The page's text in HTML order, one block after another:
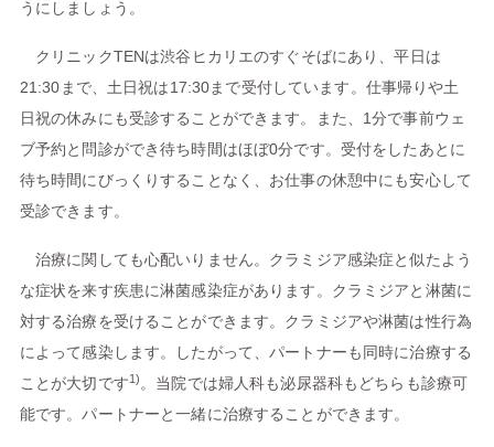
うにしましょう。
クリニックTENは渋谷ヒカリエのすぐそばにあり、平日は
21:30まで、土日祝は17:30まで受付しています。仕事帰りや土
日祝の休みにも受診することができます。また、1分で事前ウェ
ブ予約と問診ができ待ち時間はほぼ0分です。受付をしたあとに
待ち時間にびっくりすることなく、お仕事の休憩中にも安心して
受診できます。
治療に関しても心配いりません。クラミジア感染症と似たよう
な症状を来す疾患に淋菌感染症があります。クラミジアと淋菌に
対する治療を受けることができます。クラミジアや淋菌は性行為
によって感染します。したがって、パートナーも同時に治療する
ことが大切です1) 。当院では婦人科も泌尿器科もどちらも診療可
能です。パートナーと一緒に治療することができます。